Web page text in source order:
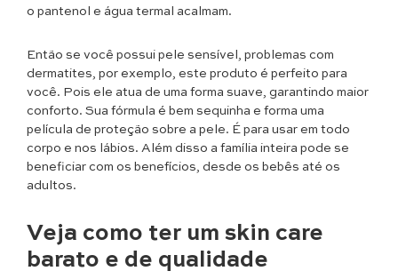
o pantenol e água termal acalmam.
Então se você possui pele sensível, problemas com
dermatites, por exemplo, este produto é perfeito para
você. Pois ele atua de uma forma suave, garantindo maior
conforto. Sua fórmula é bem sequinha e forma uma
película de proteção sobre a pele. É para usar em todo
corpo e nos lábios. Além disso a família inteira pode se
beneficiar com os benefícios, desde os bebês até os
adultos.
Veja como ter um skin care
barato e de qualidade